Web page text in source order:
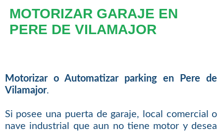
MOTORIZAR GARAJE EN
PERE DE VILAMAJOR
Motorizar o Automatizar parking en Pere de
Vilamajor.
Si posee una puerta de garaje, local comercial o
nave industrial que aun no tiene motor y desea